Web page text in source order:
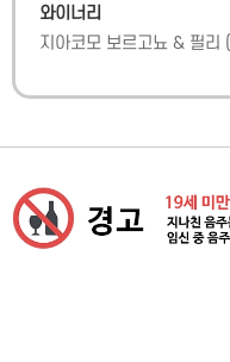
와이너리
지아코모 보르고뇨 & 필리 (